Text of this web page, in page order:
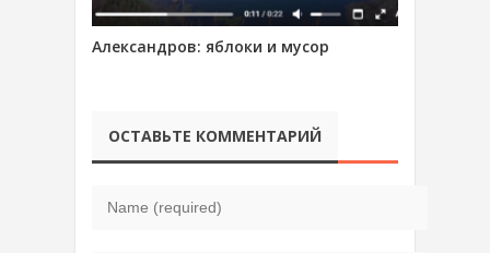
Александров: яблоки и мусор
ОСТАВЬТЕ КОММЕНТАРИЙ